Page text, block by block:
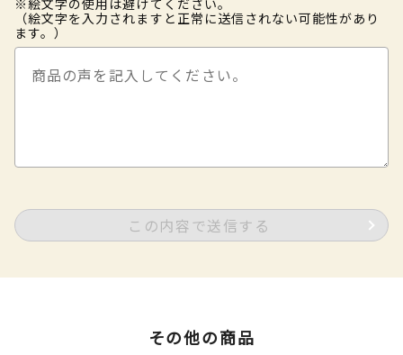
（絵文字を入力されますと正常に送信されない可能性があり
ます。）
この内容で送信する
その他の商品